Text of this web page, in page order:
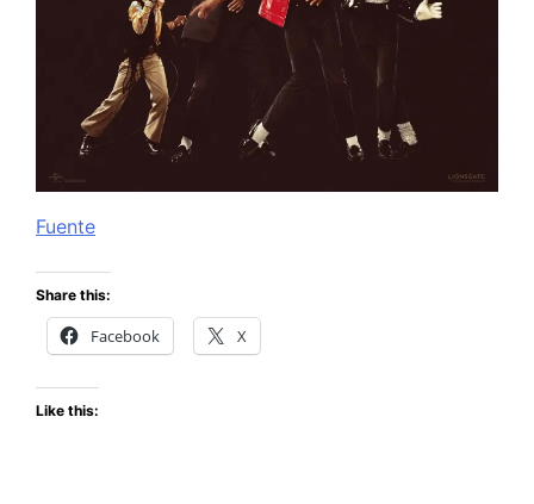
Fuente
Share this:
Facebook X
Like this: